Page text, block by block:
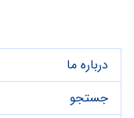
درباره ما
جستجو